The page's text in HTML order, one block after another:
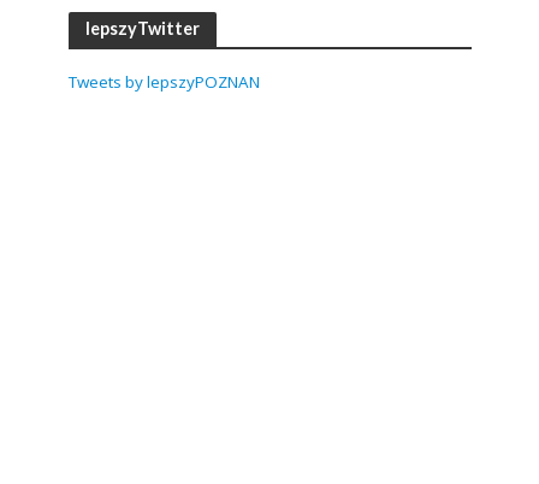
lepszyTwitter
Tweets by lepszyPOZNAN